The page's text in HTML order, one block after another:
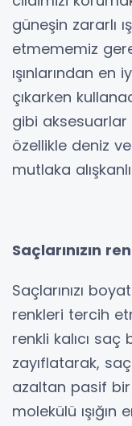
güneşin zararlı
etmememiz
ışınlarından en
çıkarken
gibi aksesuarlar
özellikle deniz
mutlaka
Saçlarınızın
Saçlarınızı
renkleri tercih
renkli kalıcı saç
zayıflatarak,
azaltan pasif
molekülü